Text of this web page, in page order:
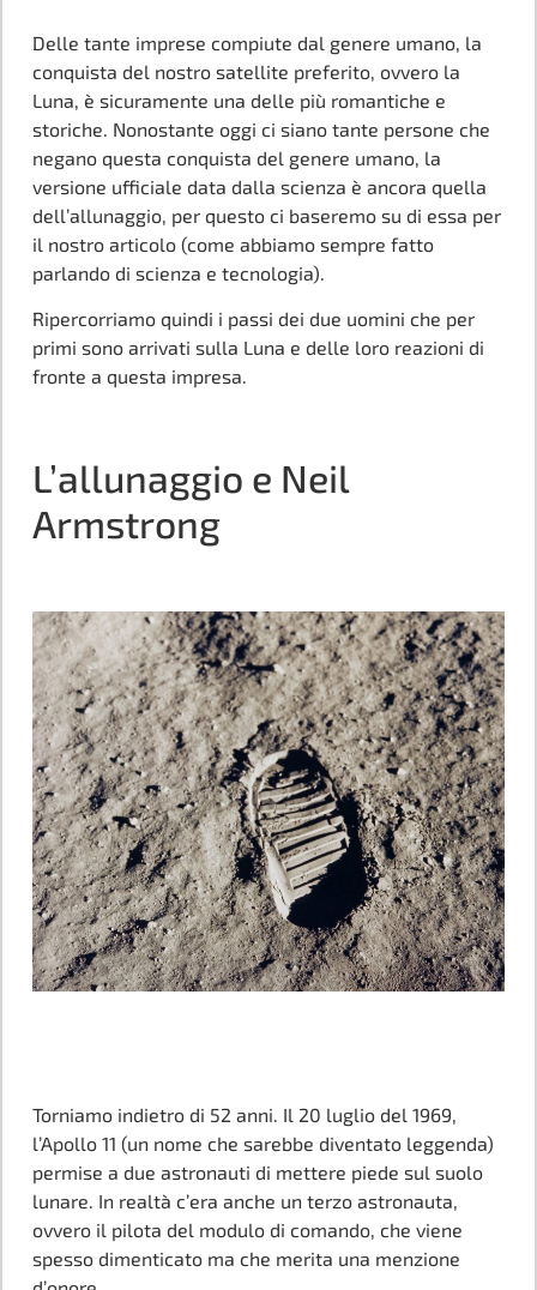
Delle tante imprese compiute dal genere umano, la
conquista del nostro satellite preferito, ovvero la
Luna, è sicuramente una delle più romantiche e
storiche. Nonostante oggi ci siano tante persone che
negano questa conquista del genere umano, la
versione ufficiale data dalla scienza è ancora quella
dell’allunaggio, per questo ci baseremo su di essa per
il nostro articolo (come abbiamo sempre fatto
parlando di scienza e tecnologia).
Ripercorriamo quindi i passi dei due uomini che per
primi sono arrivati sulla Luna e delle loro reazioni di
fronte a questa impresa.
L’allunaggio e Neil
Armstrong
Torniamo indietro di 52 anni. Il 20 luglio del 1969,
l’Apollo 11 (un nome che sarebbe diventato leggenda)
permise a due astronauti di mettere piede sul suolo
lunare. In realtà c’era anche un terzo astronauta,
ovvero il pilota del modulo di comando, che viene
spesso dimenticato ma che merita una menzione